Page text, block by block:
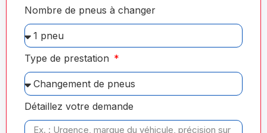
Nombre de pneus à changer
Type de prestation
Détaillez votre demande